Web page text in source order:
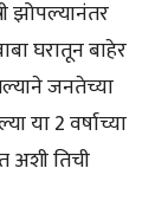
झोपल्यानंतर
घरातून बाहेर
जनतेच्या
या 2 वर्षाच्या
अशी तिची